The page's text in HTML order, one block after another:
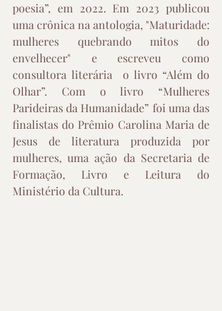
poesia”, em 2022. Em 2023 publicou
uma crônica na antologia, "Maturidade:
mulheres quebrando mitos do
envelhecer" e escreveu como
consultora literária  o livro “Além do
Olhar”. Com o livro “Mulheres
Parideiras da Humanidade” foi uma das
finalistas do Prêmio Carolina Maria de
Jesus de literatura produzida por
mulheres, uma ação da Secretaria de
Formação, Livro e Leitura do
Ministério da Cultura.